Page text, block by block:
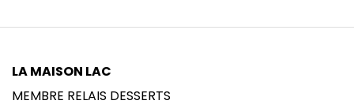
LA MAISON LAC
MEMBRE RELAIS DESSERTS